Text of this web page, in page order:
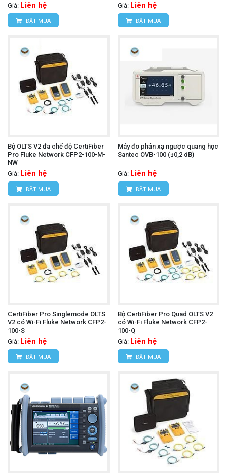
Giá: Liên hệ
ĐẶT MUA
Giá: Liên hệ
ĐẶT MUA
Bộ OLTS V2 đa chế độ CertiFiber
Pro Fluke Network CFP2-100-M-
NW
Giá: Liên hệ
ĐẶT MUA
Máy đo phản xạ ngược quang học
Santec OVB-100 (±0,2 dB)
Giá: Liên hệ
ĐẶT MUA
CertiFiber Pro Singlemode OLTS
V2 có Wi-Fi Fluke Network CFP2-
100-S
Giá: Liên hệ
ĐẶT MUA
Bộ CertiFiber Pro Quad OLTS V2
có Wi-Fi Fluke Network CFP2-
100-Q
Giá: Liên hệ
ĐẶT MUA